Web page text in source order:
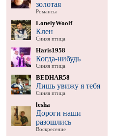
золотая
Романсы
LonelyWoolf
Клен
Синяя птица
Haris1958
Когда-нибудь
Синяя птица
BEDHAR58
Лишь увижу я тебя
Синяя птица
lesha
Дороги наши
разошлись
Воскресение